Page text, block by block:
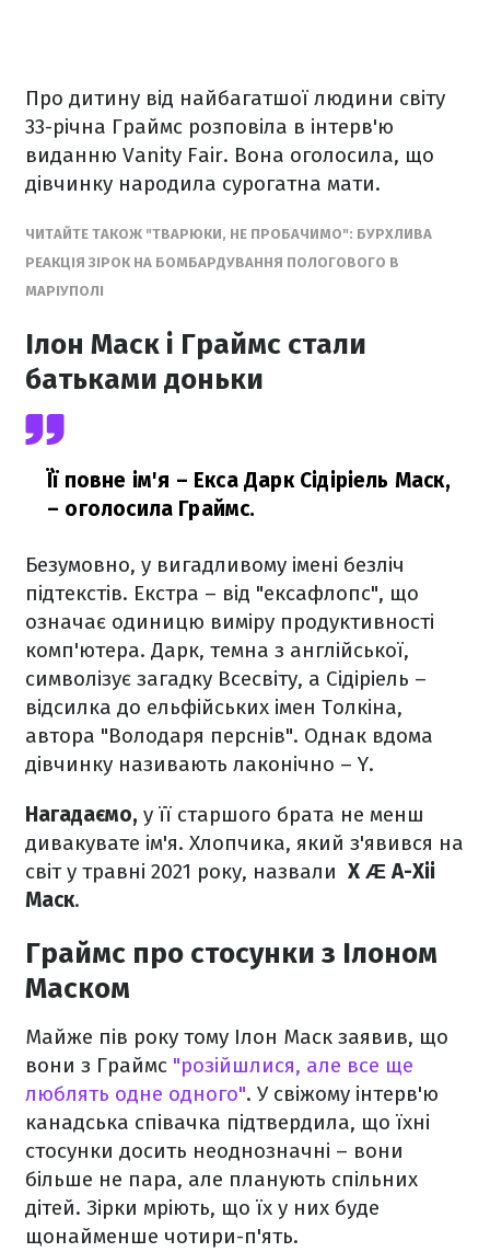
Про дитину від найбагатшої людини світу
33-річна Граймс розповіла в інтерв'ю
виданню Vanity Fair. Вона оголосила, що
дівчинку народила сурогатна мати.
ЧИТАЙТЕ ТАКОЖ "ТВАРЮКИ, НЕ ПРОБАЧИМО": БУРХЛИВА
РЕАКЦІЯ ЗІРОК НА БОМБАРДУВАННЯ ПОЛОГОВОГО В
МАРІУПОЛІ
Ілон Маск і Граймс стали
батьками доньки
Її повне ім'я – Екса Дарк Сідіріель Маск,
– оголосила Граймс.
Безумовно, у вигадливому імені безліч
підтекстів. Екстра – від "ексафлопс", що
означає одиницю виміру продуктивності
комп'ютера. Дарк, темна з англійської,
символізує загадку Всесвіту, а Сідіріель –
відсилка до ельфійських імен Толкіна,
автора "Володаря перснів". Однак вдома
дівчинку називають лаконічно – Y.
Нагадаємо, у її старшого брата не менш
дивакувате ім'я. Хлопчика, який з'явився на
світ у травні 2021 року, назвали X Æ A-Xii
Маск.
Граймс про стосунки з Ілоном
Маском
Майже пів року тому Ілон Маск заявив, що
вони з Граймс "розійшлися, але все ще
люблять одне одного". У свіжому інтерв'ю
канадська співачка підтвердила, що їхні
стосунки досить неоднозначні – вони
більше не пара, але планують спільних
дітей. Зірки мріють, що їх у них буде
щонайменше чотири-п'ять.